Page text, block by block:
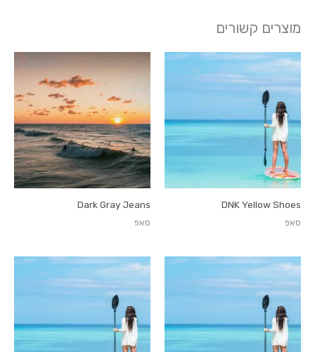
מוצרים קשורים
DNK Yellow Shoes
סאפ
Dark Gray Jeans
סאפ